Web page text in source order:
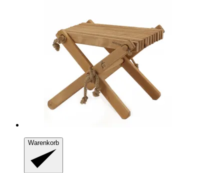
Warenkorb